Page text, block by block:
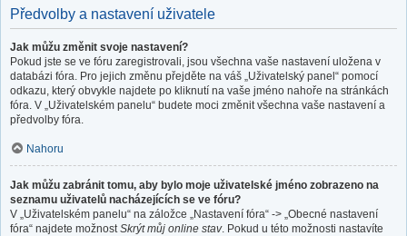
Předvolby a nastavení uživatele
Jak můžu změnit svoje nastavení?
Pokud jste se ve fóru zaregistrovali, jsou všechna vaše nastavení uložena v
databázi fóra. Pro jejich změnu přejděte na váš „Uživatelský panel“ pomocí
odkazu, který obvykle najdete po kliknutí na vaše jméno nahoře na stránkách
fóra. V „Uživatelském panelu“ budete moci změnit všechna vaše nastavení a
předvolby fóra.
Nahoru
Jak můžu zabránit tomu, aby bylo moje uživatelské jméno zobrazeno na
seznamu uživatelů nacházejících se ve fóru?
V „Uživatelském panelu“ na záložce „Nastavení fóra“ -> „Obecné nastavení
fóra“ najdete možnostSkrýt můj online stav. Pokud u této možnosti nastavíte